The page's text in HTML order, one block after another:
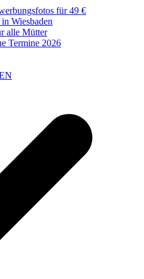
für 49 €
Wiesbaden
alle Mütter
Termine 2026